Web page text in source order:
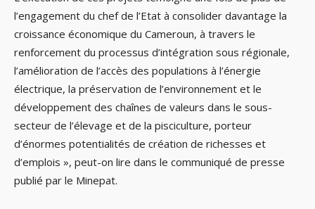
l’engagement du chef de l’Etat à consolider davantage la
croissance économique du Cameroun, à travers le
renforcement du processus d’intégration sous régionale,
l’amélioration de l’accès des populations à l’énergie
électrique, la préservation de l’environnement et le
développement des chaînes de valeurs dans le sous-
secteur de l’élevage et de la pisciculture, porteur
d’énormes potentialités de création de richesses et
d’emplois », peut-on lire dans le communiqué de presse
publié par le Minepat.